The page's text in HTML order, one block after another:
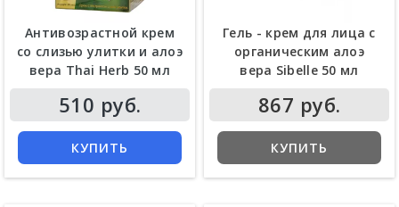
Антивозрастной крем
со слизью улитки и алоэ
вера Thai Herb 50 мл
510 руб.
КУПИТЬ
Гель - крем для лица с
органическим алоэ
вера Sibelle 50 мл
867 руб.
КУПИТЬ